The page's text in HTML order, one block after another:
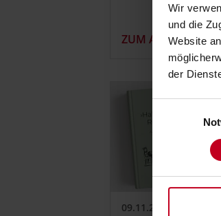
Wir
und die
Website
der
ZUM ARTIKEL
09.11.2023